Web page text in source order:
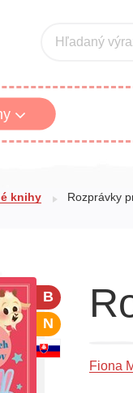
Hľadaný
knihy Rozprávky
B
N
Fiona